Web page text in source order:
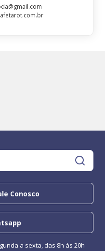
Conosco
a sexta, das 8h às 20h